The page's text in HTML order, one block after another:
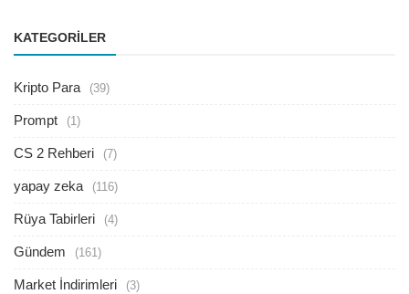
KATEGORILER
Kripto Para (39)
Prompt (1)
CS 2 Rehberi (7)
yapay zeka (116)
Rüya Tabirleri (4)
Gündem (161)
Market İndirimleri (3)